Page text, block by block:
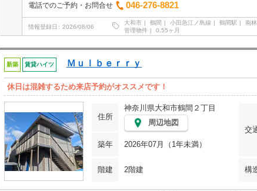
電話でのご予約・お問合せ
046-276-8821
情報登録日 2026/08/06
大和市 鶴間 小田急江ノ島線 鶴間駅 南
管理物件
0.55ヶ月
新築 賃貸ハイツ Ｍｕｌｂｅｒｒｙ
休日は混雑するため来店予約がオススメです！
住所
神奈川県大和市鶴間２丁目
周辺地図
交
築年 2026年07月（1年未満）
階建 2階建 構